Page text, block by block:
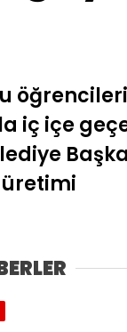
iç içe
üretimi